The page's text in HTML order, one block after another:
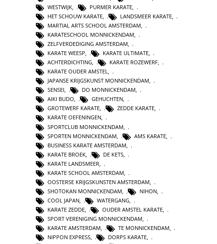
WESTWIJK
PURMER KARATE
HET SCHOUW KARATE
LANDSMEER KARATE
MARTIAL ARTS SCHOOL AMSTERDAM
KARATESCHOOL MONNICKENDAM
ZELFVERDEDIGING AMSTERDAM
KARATE WEESP, KARATE ULTIMATE,
ACHTERDICHTING, KARATE ROZEWERF,
KARATE OUDER AMSTEL,
JAPANSE KRIJGSKUNST MONNICKENDAM,
SENSEI, DO MONNICKENDAM,
AIKI BUDO, GEHUCHTEN,
GROTEWERF KARATE, ZEDDE KARATE,
KARATE OEFENINGEN,
SPORTCLUB MONNICKENDAM
SPORTEN MONNICKENDAM
AMS KARATE
BUSINESS KARATE AMSTERDAM
KARATE BROEK
DE KETS
KARATE LANDSMEER
KARATE SCHOOL AMSTERDAM
OOSTERSE KRIJGSKUNSTEN AMSTERDAM
SHOTOKAN MONNICKENDAM
NIHON
COOL JAPAN, WATERGANG,
KARATE ZEDDE, OUDER AMSTEL KARATE,
SPORT VERENIGING MONNICKENDAM,
KARATE AMSTERDAM, TE MONNICKENDAM,
NIPPON EXPRESS, DORPS KARATE,